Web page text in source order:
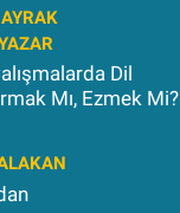
Dil
Mı, Ezmek Mi?